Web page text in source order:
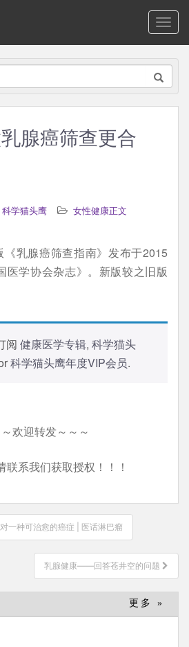
腺癌筛查更合
科学猫头鹰 女性健康正文
乳腺癌筛查指南》发布于2015
医学协会杂志》。新版较之旧版
阅 健康医学专辑, 科学猫头
科学猫头鹰年度VIP会员.
欢迎转发～～～
联系我们获取授权！！！
一种可治愈的癌症 | 医话淋巴瘤
乳腺健康——回答苍井空的问题
更多 »